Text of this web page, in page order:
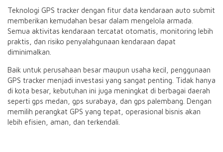
Teknologi GPS tracker dengan fitur data kendaraan auto submit
memberikan kemudahan besar dalam mengelola armada.
Semua aktivitas kendaraan tercatat otomatis, monitoring lebih
praktis, dan risiko penyalahgunaan kendaraan dapat
diminimalkan.
Baik untuk perusahaan besar maupun usaha kecil, penggunaan
GPS tracker menjadi investasi yang sangat penting. Tidak hanya
di kota besar, kebutuhan ini juga meningkat di berbagai daerah
seperti gps medan, gps surabaya, dan gps palembang. Dengan
memilih perangkat GPS yang tepat, operasional bisnis akan
lebih efisien, aman, dan terkendali.